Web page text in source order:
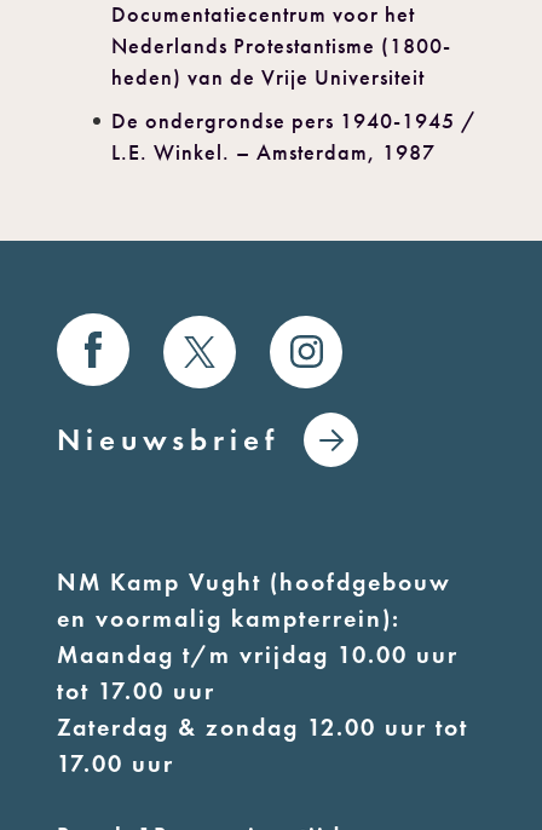
Documentatiecentrum voor het
Nederlands Protestantisme (1800-
heden) van de Vrije Universiteit
De ondergrondse pers 1940-1945 /
L.E. Winkel. – Amsterdam, 1987
Nieuwsbrief
NM Kamp Vught (hoofdgebouw
en voormalig kampterrein):
Maandag t/m vrijdag 10.00 uur
tot 17.00 uur
Zaterdag & zondag 12.00 uur tot
17.00 uur